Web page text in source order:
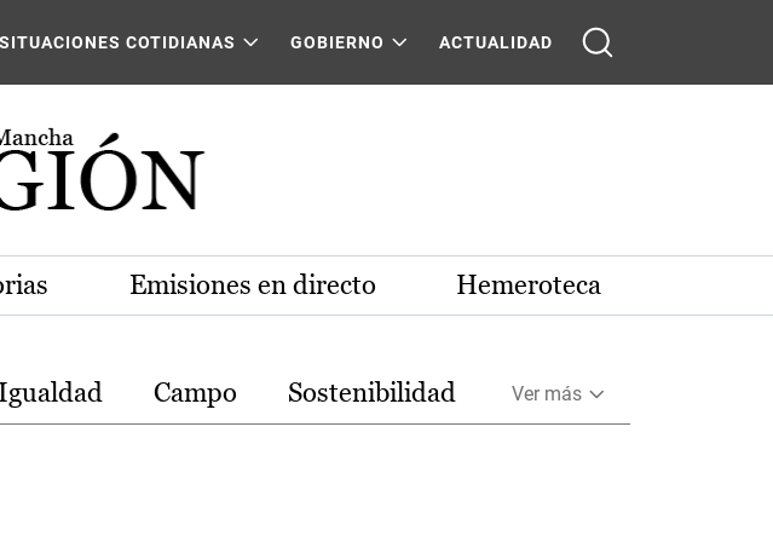
SITUACIONES COTIDIANAS GOBIERNO ACTUALIDAD
Emisiones en directo Hemeroteca
Campo Sostenibilidad Ver más